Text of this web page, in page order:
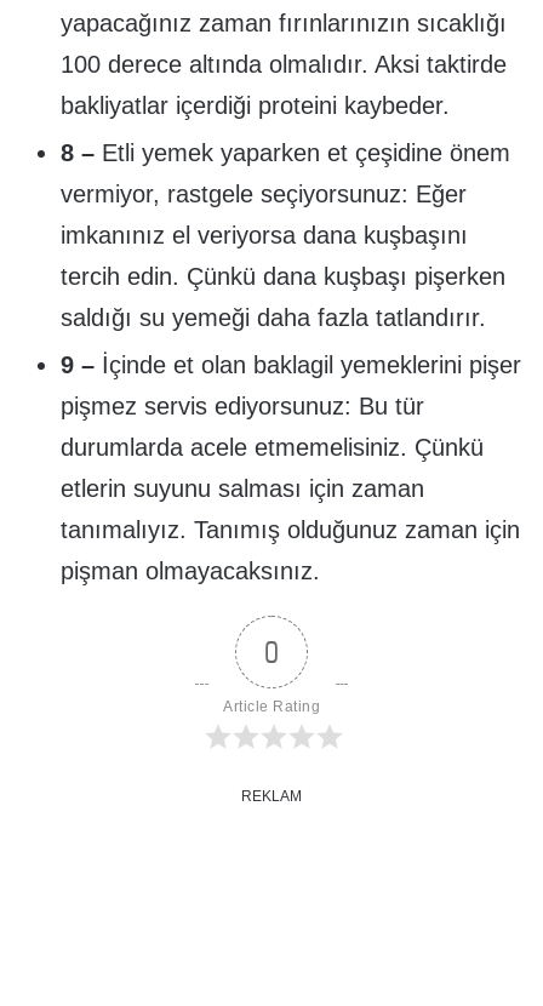
yapacağınız zaman fırınlarınızın sıcaklığı
100 derece altında olmalıdır. Aksi taktirde
bakliyatlar içerdiği proteini kaybeder.
8 – Etli yemek yaparken et çeşidine önem
vermiyor, rastgele seçiyorsunuz: Eğer
imkanınız el veriyorsa dana kuşbaşını
tercih edin. Çünkü dana kuşbaşı pişerken
saldığı su yemeği daha fazla tatlandırır.
9 – İçinde et olan baklagil yemeklerini pişer
pişmez servis ediyorsunuz: Bu tür
durumlarda acele etmemelisiniz. Çünkü
etlerin suyunu salması için zaman
tanımalıyız. Tanımış olduğunuz zaman için
pişman olmayacaksınız.
0
Article Rating
REKLAM